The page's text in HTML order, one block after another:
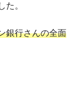
た。
銀行さんの全面